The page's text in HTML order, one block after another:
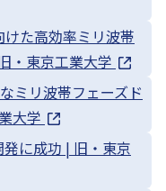
た高効率ミリ波帯
・東京工業大学
ミリ波帯フェーズド
大学
に成功 | 旧・東京